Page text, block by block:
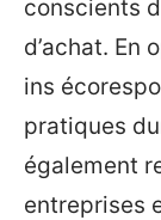
conscients
d’achat. En
ins
pratiques
également
entreprises